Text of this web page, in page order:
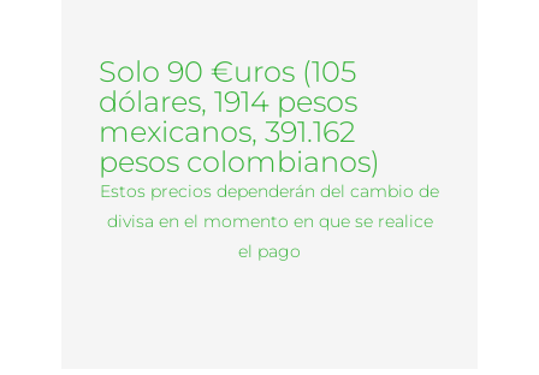
Solo 90 €uros (105
dólares, 1914 pesos
mexicanos, 391.162
pesos colombianos)
Estos precios dependerán del cambio de
divisa en el momento en que se realice
el pago